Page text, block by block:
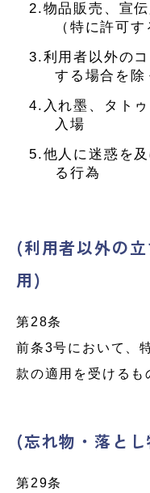
2.物品販売、宣
（特に許可
3.利用者以外の
する場合を除
4.入れ墨、タト
入場
5.他人に迷惑を
る行為
(利用者以外の
用)
第28条
前条3号において、
款の適用を受けるも
(忘れ物・落と
第29条